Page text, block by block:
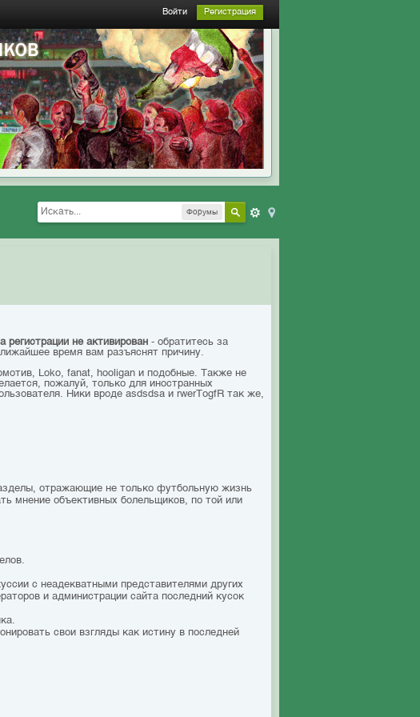
Войти Регистрация
Форумы
регистрации не активирован - обратитесь за
время вам разъяснят причину.
Loko, fanat, hooligan и подобные. Также не
пожалуй, только для иностранных
Ники вроде asdsdsa и rwerTоgfR так же,
отражающие не только футбольную жизнь
мнение объективных болельщиков, по той или
с неадекватными представителями других
и администрации сайта последний кусок
свои взгляды как истину в последней